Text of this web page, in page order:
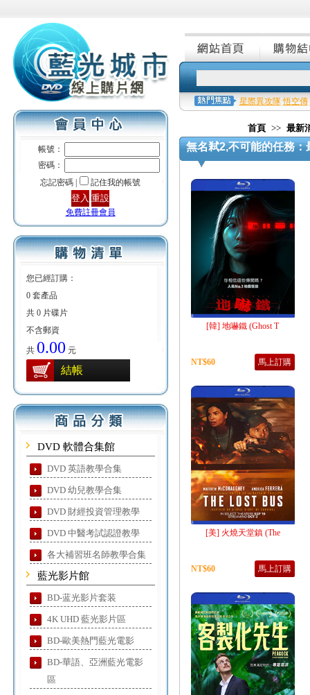
帳號：
密碼：
忘記密碼 |
記住我的帳號
免費註冊會員
您已經訂購：
0 套產品
共 0 片碟片
不含郵資
共 0.00 元
結帳
DVD 軟體合集館
DVD 英語教學合集
DVD 幼兒教學合集
DVD 財經投資管理教學
DVD 中醫考試認證教學
各大補習班名師教學合集
藍光影片館
BD-蓝光影片套装
4K UHD 藍光影片區
BD-歐美熱門藍光電影
BD-華語、亞洲藍光電影
區
星際異攻隊 悟空傳
首頁 >> 最新
無名弒2,不可能的任務
[韓] 地嚇鐵 (Ghost T
NT$60 馬上訂購
[美] 火燒天堂鎮 (The
NT$60 馬上訂購